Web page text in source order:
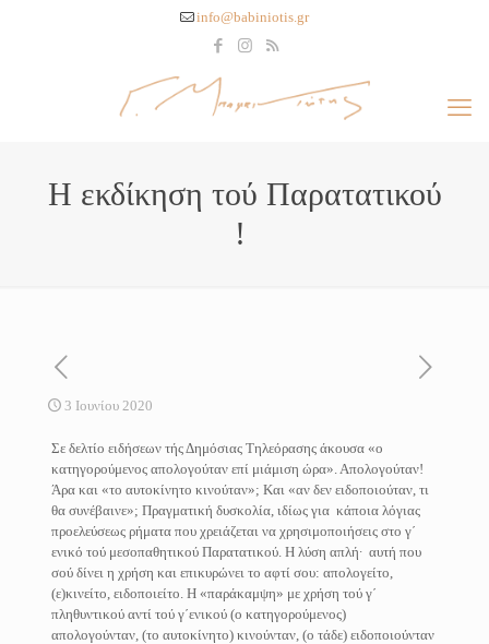
info@babiniotis.gr
Η εκδίκηση τού Παρατατικού
!
3 Ιουνίου 2020
Σε δελτίο ειδήσεων τής Δημόσιας Τηλεόρασης άκουσα «ο
κατηγορούμενος απολογούταν επί μιάμιση ώρα». Απολογούταν!
Άρα και «το αυτοκίνητο κινούταν»; Και «αν δεν ειδοποιούταν, τι
θα συνέβαινε»; Πραγματική δυσκολία, ιδίως για κάποια λόγιας
προελεύσεως ρήματα που χρειάζεται να χρησιμοποιήσεις στο γ΄
ενικό τού μεσοπαθητικού Παρατατικού. Η λύση απλή∙ αυτή που
σού δίνει η χρήση και επικυρώνει το αφτί σου: απολογείτο,
(ε)κινείτο, ειδοποιείτο. Η «παράκαμψη» με χρήση τού γ΄
πληθυντικού αντί τού γ΄ενικού (ο κατηγορούμενος)
απολογούνταν, (το αυτοκίνητο) κινούνταν, (ο τάδε) ειδοποιούνταν